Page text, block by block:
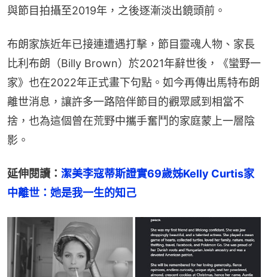
與節目拍攝至2019年，之後逐漸淡出鏡頭前。
布朗家族近年已接連遭遇打擊，節目靈魂人物、家長
比利布朗（Billy Brown）於2021年辭世後，《蠻野一
家》也在2022年正式畫下句點。如今再傳出馬特布朗
離世消息，讓許多一路陪伴節目的觀眾感到相當不
捨，也為這個曾在荒野中攜手奮鬥的家庭蒙上一層陰
影。
延伸閱讀： 潔美李寇蒂斯證實69歲姊Kelly Curtis家
中離世：她是我一生的知己